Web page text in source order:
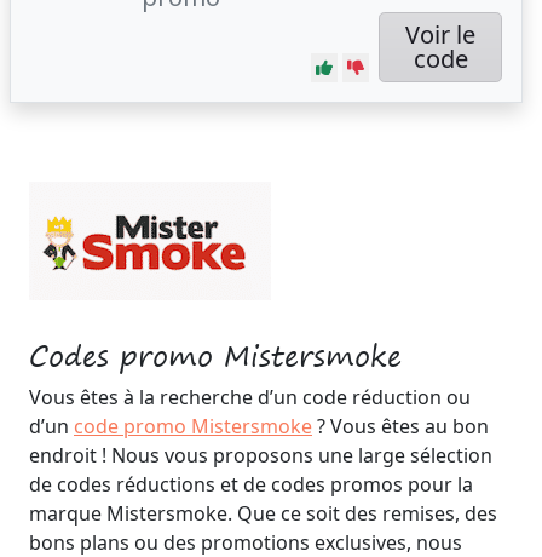
Codes promo Mistersmoke
Vous êtes à la recherche d’un code réduction ou
d’un code promo Mistersmoke? Vous êtes au bon
endroit ! Nous vous proposons une large sélection
de codes réductions et de codes promos pour la
marque Mistersmoke. Que ce soit des remises, des
bons plans ou des promotions exclusives, nous
Voir le
code